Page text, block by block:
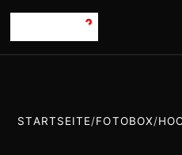
STARTSEITE/FOTOBOX/